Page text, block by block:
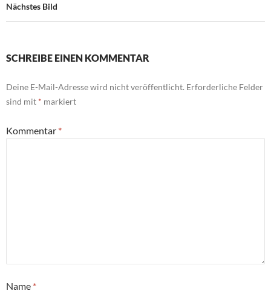
Nächstes Bild
SCHREIBE EINEN KOMMENTAR
Deine E-Mail-Adresse wird nicht veröffentlicht. Erforderliche Felder
sind mit * markiert
Kommentar *
Name *